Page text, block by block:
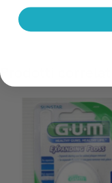
Prodotti correlati